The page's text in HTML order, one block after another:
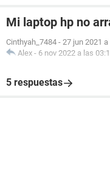
Mi laptop hp no
Cinthyah_7484 - 27 jun 2021
Alex - 6 nov 2022 a las
5 respuestas